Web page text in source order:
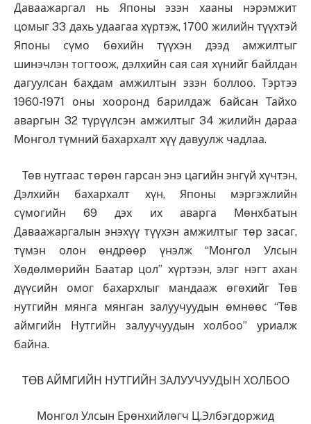
Даваажаргал нь Японы эзэн хааны нэрэмжит
цомыг 33 дахь удаагаа хүртэж, 1700 жилийн түүхтэй
Японы сүмо бөхийн түүхэн дээд амжилтыг
шинэчлэн тогтоож, дэлхийн сая сая хүнийг байлдан
дагуулсан бахдам амжилтын эзэн боллоо. Тэртээ
1960-1971 оны хооронд барилдаж байсан Тайхо
аваргын 32 түрүүлсэн амжилтыг 34 жилийн дараа
Монгол түмний бахархалт хүү давуулж чадлаа.
Төв нутгаас төрөн гарсан энэ цагийн энгүй хүчтэн,
Дэлхийн бахархалт хүн, Японы мэргэжлийн
сүмогийн 69 дэх их аварга Мөнхбатын
Даваажаргалын энэхүү түүхэн амжилтыг төр засаг,
түмэн олон өндрөөр үнэлж “Монгол Улсын
Хөдөлмөрийн Баатар цол” хүртээн, элэг нэгт ахан
дүүсийн омог бахархлыг мандааж өгөхийг Төв
нутгийн мянга мянган залуучуудын өмнөөс “Төв
аймгийн Нутгийн залуучуудын холбоо” уриалж
байна.
ТӨВ АЙМГИЙН НУТГИЙН ЗАЛУУЧУУДЫН ХОЛБОО
Монгол Улсын Ерөнхийлөгч Ц.Элбэгдоржид